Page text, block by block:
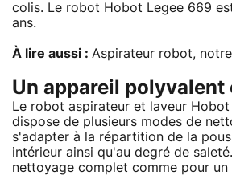
colis. Le robot Hobot Legee 669
ans.
À lire aussi : Aspirateur robot,
Un appareil polyvalent
Le robot aspirateur et laveur
dispose de plusieurs modes de
s'adapter à la répartition de la
intérieur ainsi qu'au degré de
nettoyage complet comme pour un